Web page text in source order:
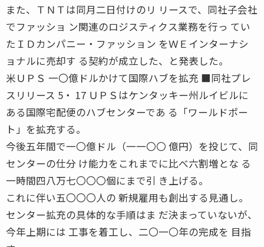
また、ＴＮＴは同月二日付けのリ リースで、同社子会社
でファッショ ン関連のロジスティクス業務を行っ てい
たＩＤカンパニー・ファッション をＷＥインターナシ
ョナルに売却す る契約が成立した、と発表した。
米ＵＰＳ 一〇億ドルかけて国際ハブを拡充 ■同社プレ
スリリース 5・ 17 ＵＰＳはケンタッキー州ルイビルに
ある国際宅配便のハブセンターであ る「ワールドポー
ト」を拡充する。
今後五年間で一〇億ドル（一一〇〇 億円）を投じて、同
センターの仕分 け能力をこれまでに比べ六割増とな る
一時間四八万七〇〇〇個にまで引 き上げる。
これに伴い五〇〇〇人の 新規雇用も創出する見通し。
センター拡充の具体的な手順はま だ決まっていないが、
今年上期には 工事を着工し、二〇一〇年の完成を 目指